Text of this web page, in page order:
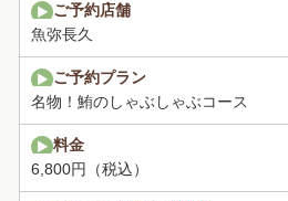
ご予約店舗
魚弥長久
ご予約プラン
名物！鮪のしゃぶしゃぶコース
料金
6,800円（税込）